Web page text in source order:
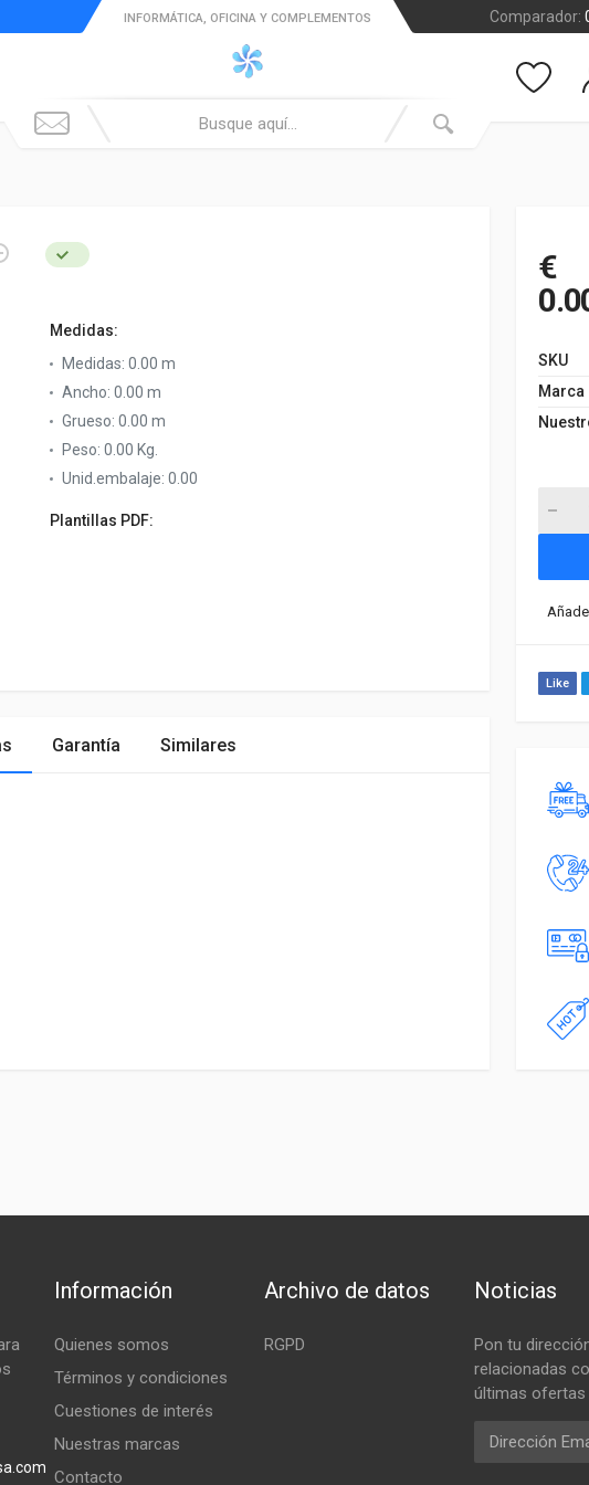
Comparador:
INFORMÁTICA, OFICINA Y COMPLEMENTOS
Medidas:
Medidas: 0.00 m
Ancho: 0.00 m
Grueso: 0.00 m
Peso: 0.00 Kg.
Unid.embalaje: 0.00
Plantillas PDF:
€
SKU
Marca
Like
Garantía Similares
Información
Quienes somos
Términos y condiciones
Cuestiones de interés
Nuestras marcas
Contacto
Archivo de datos
RGPD
Noticias
Pon tu
relacionadas
últimas ofertas
Email